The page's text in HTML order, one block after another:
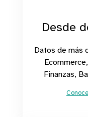
Desde
Datos de más
Finanzas,